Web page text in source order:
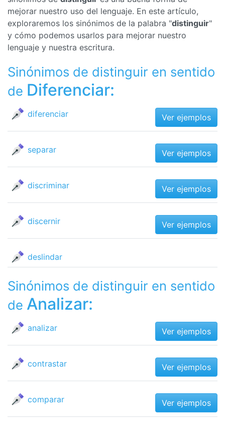
mejorar nuestro uso del lenguaje. En este artículo,
exploraremos los sinónimos de la palabra "distinguir"
y cómo podemos usarlos para mejorar nuestro
lenguaje y nuestra escritura.
Sinónimos de distinguir en sentido
de Diferenciar:
diferenciar Ver ejemplos
separar Ver ejemplos
discriminar Ver ejemplos
discernir Ver ejemplos
deslindar
Sinónimos de distinguir en sentido
de Analizar:
analizar Ver ejemplos
contrastar Ver ejemplos
comparar Ver ejemplos